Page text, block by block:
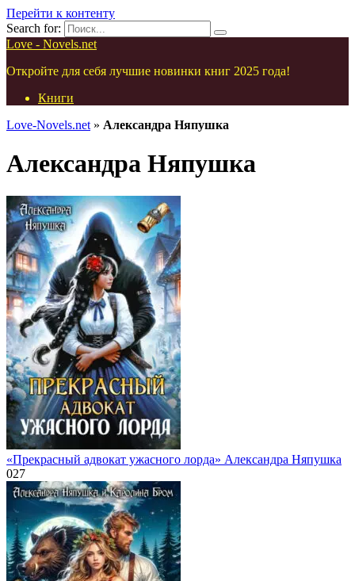
Перейти к контенту
Search for:
Love - Novels.net
Откройте для себя лучшие новинки книг 2025 года!
Книги
Love-Novels.net » Александра Няпушка
Александра Няпушка
«Прекрасный адвокат ужасного лорда» Александра Няпушка
027